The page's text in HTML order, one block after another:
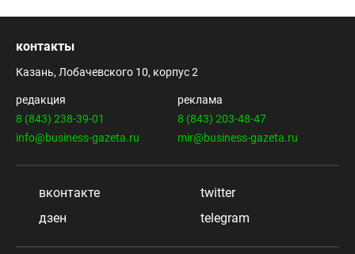
контакты
Казань, Лобачевского 10, корпус 2
редакция
8 (843) 238-39-01
info@business-gazeta.ru
реклама
8 (843) 203-48-47
mir@business-gazeta.ru
вконтакте
twitter
дзен
telegram